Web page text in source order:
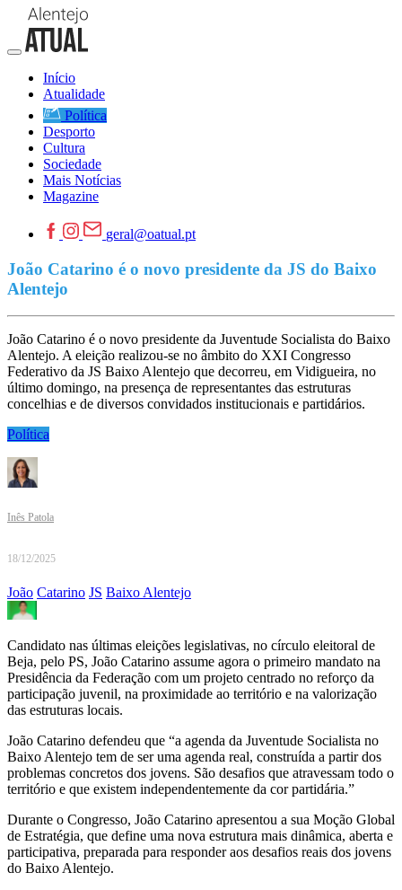
Início
Atualidade
Política
Desporto
Cultura
Sociedade
Mais Notícias
Magazine
geral@oatual.pt
João Catarino é o novo presidente da JS do Baixo
Alentejo
João Catarino é o novo presidente da Juventude Socialista do Baixo
Alentejo. A eleição realizou-se no âmbito do XXI Congresso
Federativo da JS Baixo Alentejo que decorreu, em Vidigueira, no
último domingo, na presença de representantes das estruturas
concelhias e de diversos convidados institucionais e partidários.
Política
Inês Patola
18/12/2025
João Catarino JS Baixo Alentejo
Candidato nas últimas eleições legislativas, no círculo eleitoral de
Beja, pelo PS, João Catarino assume agora o primeiro mandato na
Presidência da Federação com um projeto centrado no reforço da
participação juvenil, na proximidade ao território e na valorização
das estruturas locais.
João Catarino defendeu que “a agenda da Juventude Socialista no
Baixo Alentejo tem de ser uma agenda real, construída a partir dos
problemas concretos dos jovens. São desafios que atravessam todo o
território e que existem independentemente da cor partidária.”
Durante o Congresso, João Catarino apresentou a sua Moção Global
de Estratégia, que define uma nova estrutura mais dinâmica, aberta e
participativa, preparada para responder aos desafios reais dos jovens
do Baixo Alentejo.